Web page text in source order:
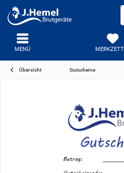
MENÜ
Übersicht Gutscheine